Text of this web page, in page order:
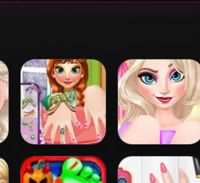
Anna Manicure Queen Elsa
Glaring Manicure